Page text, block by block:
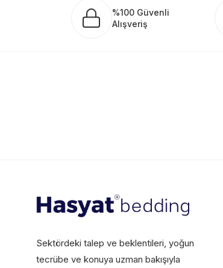
%100 Güvenli
Alışveriş
Sektördeki talep ve beklentileri, yoğun
tecrübe ve konuya uzman bakışıyla